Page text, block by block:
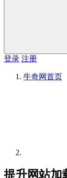
登录 注册
牛奇网首页
提升网站加